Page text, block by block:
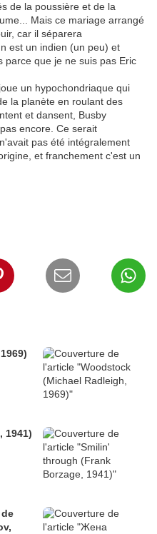
de la poussière et de la
Mais ce mariage arrangé
car il séparera
est un indien (un peu) et
parce que je ne suis pas Eric
un hypochondriaque qui
la planète en roulant des
et dansent, Busby
encore. Ce serait
pas été intégralement
et franchement c'est un
1941)